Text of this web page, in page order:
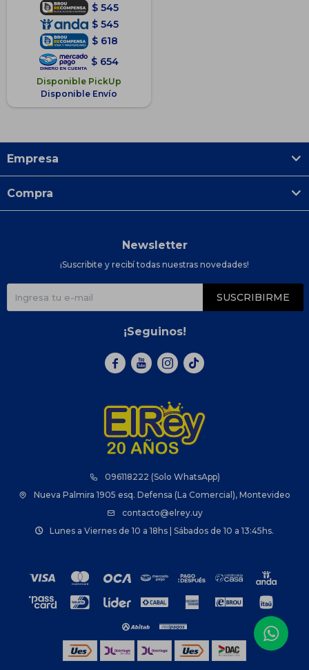
$ 545
$ 545
$ 618
$ 654
Disponible PickUp
Disponible Envío
096118222 (Solo WhatsApp)
Nueva Palmira 1905 esq. Defensa (La Comercial), Montevideo
contacto@elrey.uy
Lunes a Viernes de 10 a 18hs | Sábados de 10 a 13:45hs.
Empresa
Compra
Newsletter
¡Suscribite y recibí todas nuestras novedades!
SUSCRIBIRME
¡Seguinos!
  